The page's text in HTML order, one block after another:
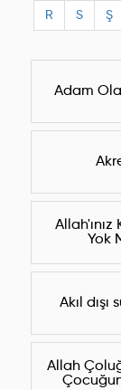
R S Ş
Adam
Allah'ınız
Yok
Akıl dışı
Allah